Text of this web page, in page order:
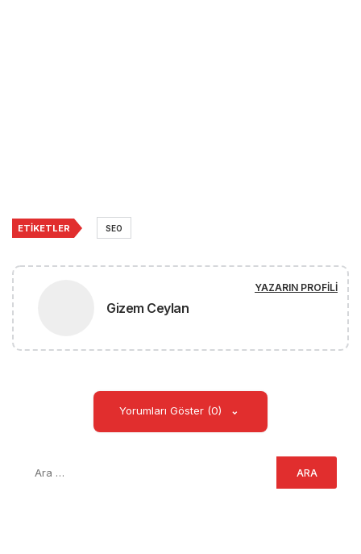
ETIKETLER SEO
Gizem Ceylan
YAZARIN PROFILI
Yorumları Göster (0)